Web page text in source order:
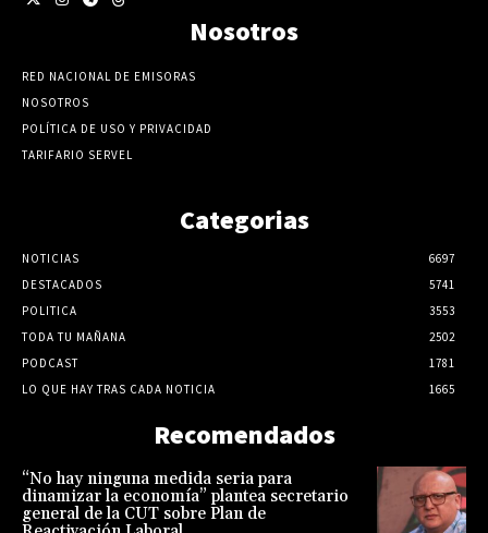
Nosotros
RED NACIONAL DE EMISORAS
NOSOTROS
POLÍTICA DE USO Y PRIVACIDAD
TARIFARIO SERVEL
Categorias
NOTICIAS
6697
DESTACADOS
5741
POLITICA
3553
TODA TU MAÑANA
2502
PODCAST
1781
LO QUE HAY TRAS CADA NOTICIA
1665
Recomendados
“No hay ninguna medida seria para
dinamizar la economía” plantea secretario
general de la CUT sobre Plan de